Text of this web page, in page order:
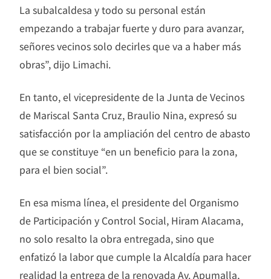
La subalcaldesa y todo su personal están
empezando a trabajar fuerte y duro para avanzar,
señores vecinos solo decirles que va a haber más
obras”, dijo Limachi.
En tanto, el vicepresidente de la Junta de Vecinos
de Mariscal Santa Cruz, Braulio Nina, expresó su
satisfacción por la ampliación del centro de abasto
que se constituye “en un beneficio para la zona,
para el bien social”.
En esa misma línea, el presidente del Organismo
de Participación y Control Social, Hiram Alacama,
no solo resalto la obra entregada, sino que
enfatizó la labor que cumple la Alcaldía para hacer
realidad la entrega de la renovada Av. Apumalla,